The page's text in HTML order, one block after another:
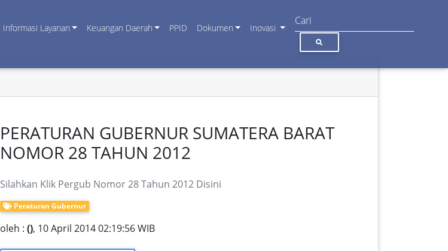
Informasi Layanan Keuangan Daerah PPID Dokumen Inovasi
PERATURAN GUBERNUR SUMATERA BARAT
NOMOR 28 TAHUN 2012
Silahkan Klik Pergub Nomor 28 Tahun 2012 Disini
Peraturan Gubernur
oleh :(), 10 April 2014 02:19:56 WIB